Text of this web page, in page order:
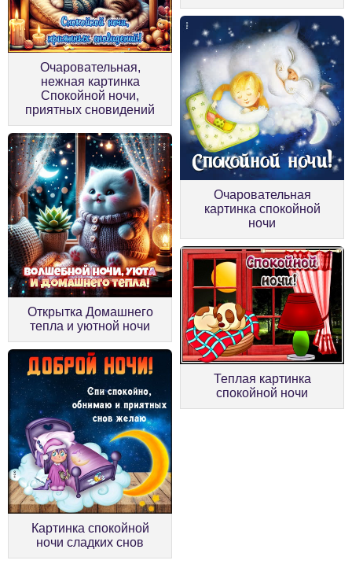
Очаровательная,
нежная картинка
Спокойной ночи,
приятных сновидений
Открытка Домашнего
тепла и уютной ночи
Очаровательная
картинка спокойной
ночи
Картинка спокойной
ночи сладких снов
Теплая картинка
спокойной ночи